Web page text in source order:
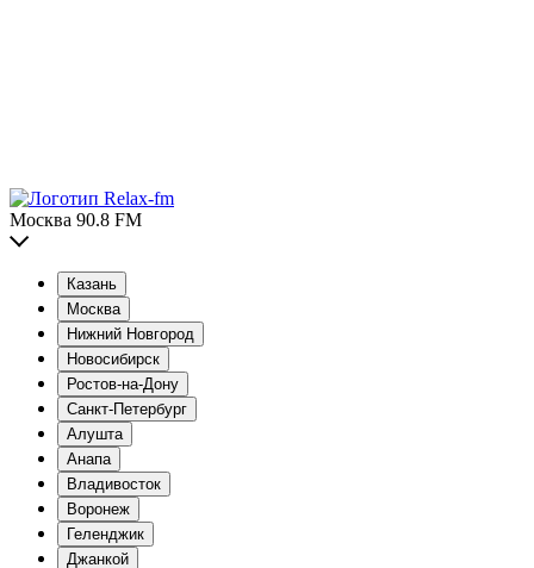
Москва 90.8 FM
Казань
Москва
Нижний Новгород
Новосибирск
Ростов-на-Дону
Санкт-Петербург
Алушта
Анапа
Владивосток
Воронеж
Геленджик
Джанкой